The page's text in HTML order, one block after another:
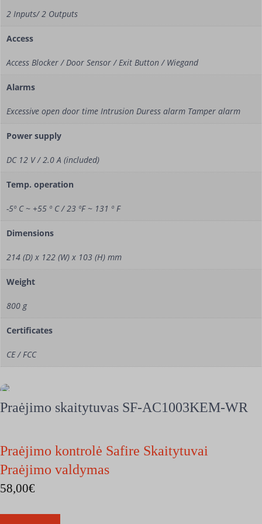
2 Inputs/ 2 Outputs
Access
Access Blocker / Door Sensor / Exit Button / Wiegand
Alarms
Excessive open door time Intrusion Duress alarm Tamper alarm
Power supply
DC 12 V / 2.0 A (included)
Temp. operation
-5º C ~ +55 º C / 23 ºF ~ 131 º F
Dimensions
214 (D) x 122 (W) x 103 (H) mm
Weight
800 g
Certificates
CE / FCC
Praėjimo skaitytuvas SF-AC1003KEM-WR
Praėjimo kontrolė Safire Skaitytuvai
Praėjimo valdymas
58,00€